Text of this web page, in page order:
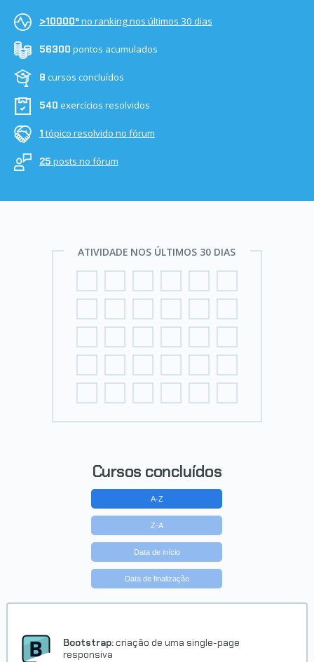
>10000ºno ranking nos últimos 30 dias
56300 pontos acumulados
8 cursos concluídos
540 exercícios resolvidos
1 tópico resolvido no fórum
25 posts no fórum
ATIVIDADE NOS ÚLTIMOS 30 DIAS
Cursos concluídos
A-Z
Z-A
Data de início
Data de finalização
Bootstrap: criação de uma single-page
responsiva